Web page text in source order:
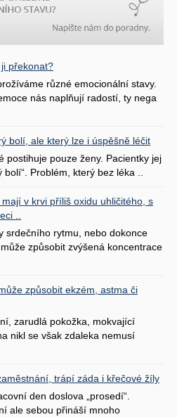
překonat?
různé emocionální stavy.
nás naplňují radostí, ty nega
bolí, ale který lze i úspěšně léčit
postihuje pouze ženy. Pacientky jej
Problém, který bez léka ..
mají v krvi příliš oxidu uhličitého, s
..
srdečního rytmu, nebo dokonce
způsobit zvýšená koncentrace
způsobit ekzém, astma či
zarudlá pokožka, mokvající
nikl se však zdaleka nemusí
trápí záda i křečové žíly
den doslova „prosedí“.
ale sebou přináší mnoho